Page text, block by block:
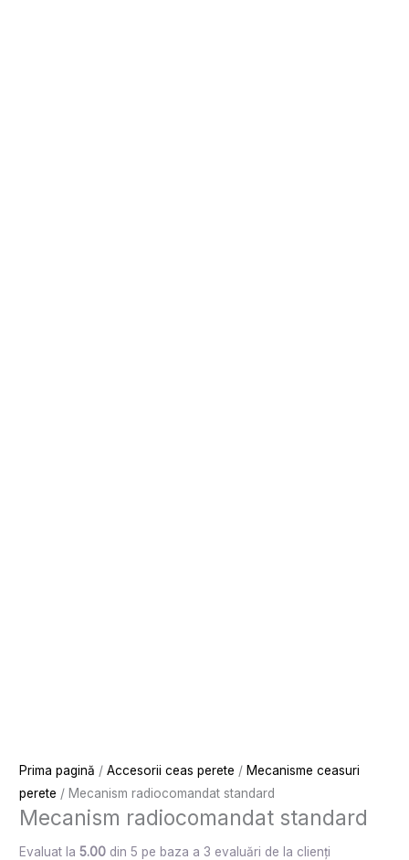
Prima pagină /Accesorii ceas perete / Mecanisme ceasuri
perete / Mecanism radiocomandat standard
Mecanism radiocomandat standard
Evaluat la5.00 din 5 pe baza a3 evaluări de la clienți